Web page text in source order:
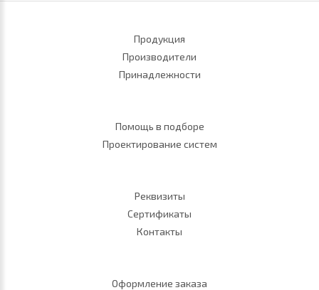
Продукция
Производители
Принадлежности
Помощь в подборе
Проектирование систем
Реквизиты
Сертификаты
Контакты
Оформление заказа